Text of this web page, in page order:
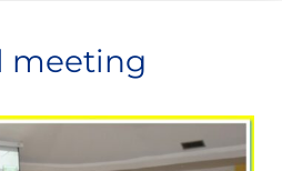
meeting